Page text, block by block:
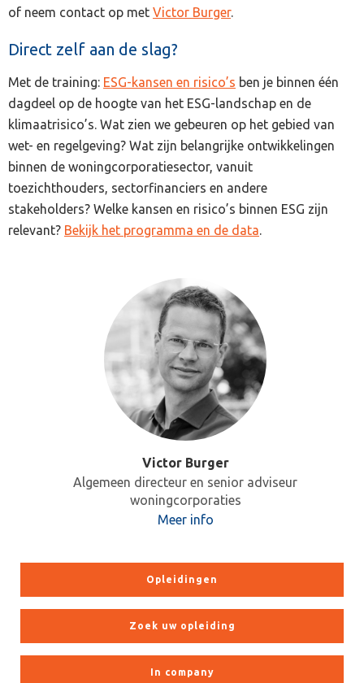
of neem contact op met Victor Burger.
Direct zelf aan de slag?
Met de training: ESG-kansen en risico’s ben je binnen één
dagdeel op de hoogte van het ESG-landschap en de
klimaatrisico’s. Wat zien we gebeuren op het gebied van
wet- en regelgeving? Wat zijn belangrijke ontwikkelingen
binnen de woningcorporatiesector, vanuit
toezichthouders, sectorfinanciers en andere
stakeholders? Welke kansen en risico’s binnen ESG zijn
relevant? Bekijk het programma en de data.
Victor Burger
Algemeen directeur en senior adviseur
woningcorporaties
Meer info
Opleidingen
Zoek uw opleiding
In company